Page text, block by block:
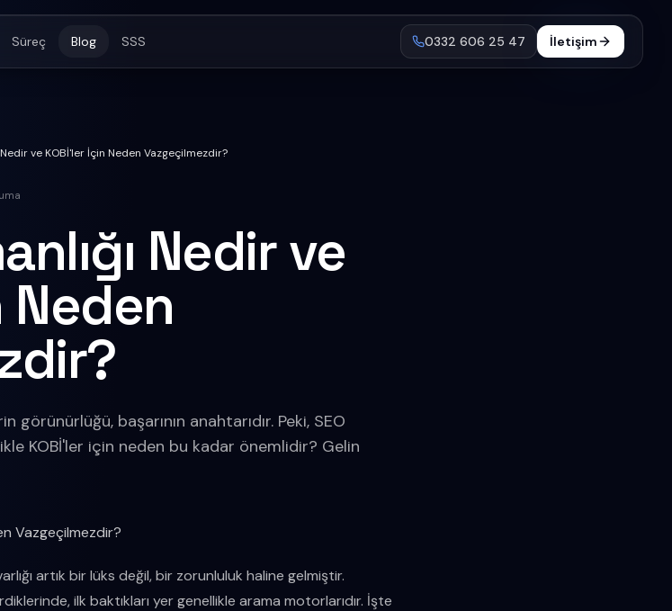
Süreç Blog SSS 0332 606 25 47 İletişim
Nedir ve KOBİ'ler İçin Neden Vazgeçilmezdir?
Nedir ve
Neden
başarının anahtarıdır. Peki, SEO
KOBİ'ler için neden bu kadar önemlidir? Gelin
Vazgeçilmezdir?
artık bir lüks değil, bir zorunluluk haline gelmiştir.
ilk baktıkları yer genellikle arama motorlarıdır. İşte